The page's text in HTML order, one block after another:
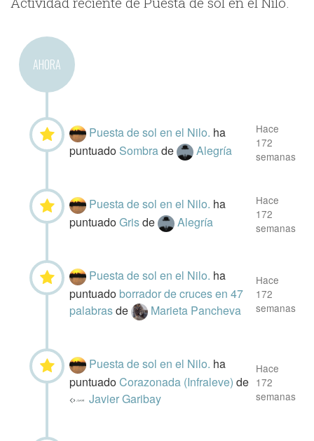
AHORA
Puesta de sol en el Nilo. ha
puntuado Sombrade Alegría
Hace
172
semanas
Puesta de sol en el Nilo. ha
puntuadoGrisde Alegría
Hace
172
semanas
Puesta de sol en el Nilo. ha
puntuado borrador de cruces en 47
palabrasde Marieta Pancheva
Hace
172
semanas
Puesta de sol en el Nilo. ha
puntuadoCorazonada (Infraleve)de
Javier Garibay
Hace
172
semanas